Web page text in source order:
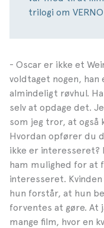
trilogi om
- Oscar er ikke et
voldtaget nogen,
almindeligt røvhul.
selv at opdage det.
som jeg tror, at også
Hvordan opfører du
ikke er
ham mulighed for at
interesseret.
hun forstår, at hun
forventes at gøre. At
mange film, hvor en